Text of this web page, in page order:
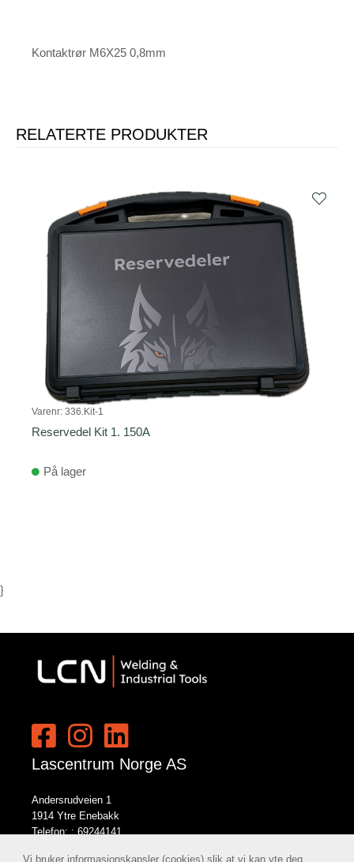
Kontaktrør M6X25 0,8mm
RELATERTE PRODUKTER
Varenr: 336.Kit-1
Reservedel Kit 1. 150A
På lager
}
Lascentrum Norge AS
Andersrudveien 1
1914 Ytre Enebakk
Telefon: : 69244141
Vi bruker informasjonskapsler (cookies) slik at vi kan yte deg